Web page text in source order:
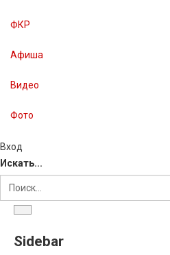
ФКР
Афиша
Видео
Фото
Вход
Искать...
Sidebar